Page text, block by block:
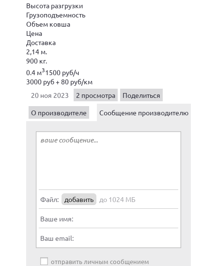
Высота разгрузки
Грузоподъемность
Объем ковша
Цена
Доставка
2,14 м.
900 кг.
0.4 м31500 руб/ч
3000 руб + 80 руб/км
20 ноя 2023
2 просмотра
Поделиться
О производителе
Сообщение производителю
Файл: добавить до 1024 МБ
Ваше имя:
Ваш email:
отправить личным сообщением